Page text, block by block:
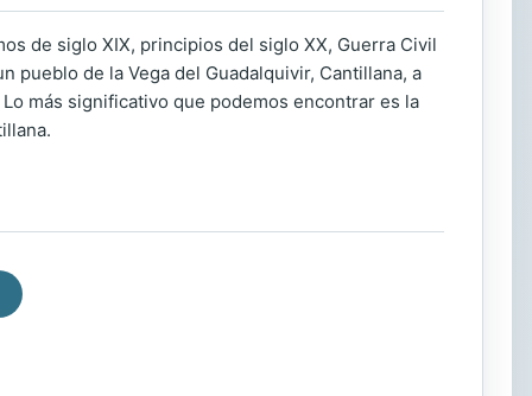
de siglo XIX, principios del siglo XX, Guerra Civil
pueblo de la Vega del Guadalquivir, Cantillana, a
más significativo que podemos encontrar es la